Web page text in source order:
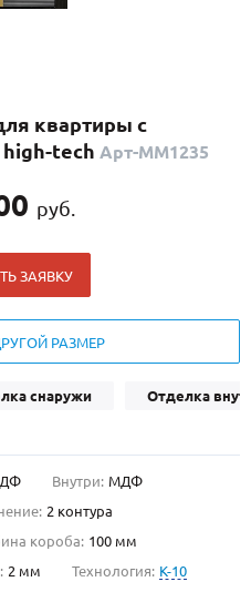
квартиры с
tech Арт-ММ1235
руб.
ЗАЯВКУ
РАЗМЕР
снаружи Отделка
Внутри: МДФ
2 контура
короба: 100 мм
2 мм Технология: K-10